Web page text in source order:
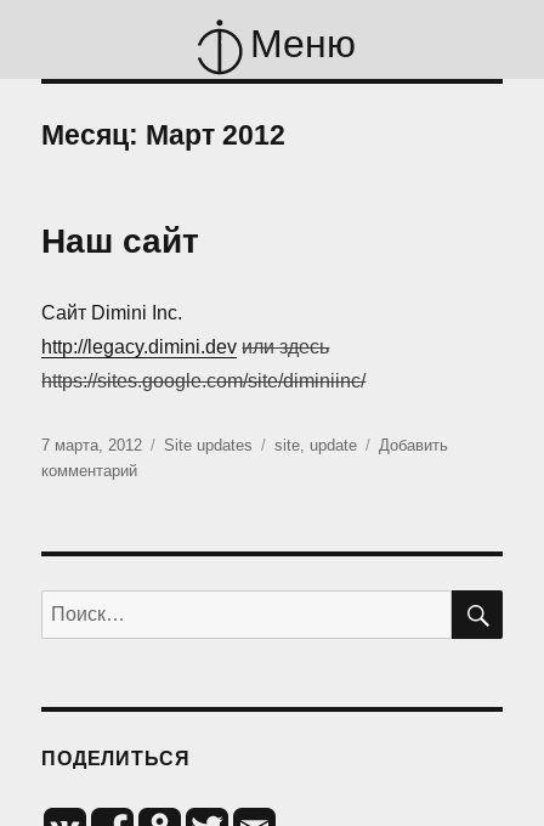
Меню
Месяц: Март 2012
Наш сайт
Сайт Dimini Inc.
http://legacy.dimini.dev или здесь
https://sites.google.com/site/diminiinc/
Опубликовано
7 марта, 2012 Рубрики
Site updates Метки
site, update
Добавить
комментарийк
Искать:
ПОДЕЛИТЬСЯ